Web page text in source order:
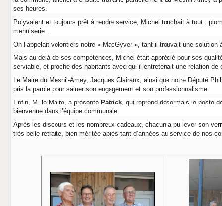
ses heures.
Polyvalent et toujours prêt à rendre service, Michel touchait à tout :
menuiserie…
On l’appelait volontiers notre « MacGyver », tant il trouvait une solution
Mais au-delà de ses compétences, Michel était apprécié pour ses
serviable, et proche des habitants avec qui il entretenait une relation de
Le Maire du Mesnil-Amey, Jacques Clairaux, ainsi que notre Député
pris la parole pour saluer son engagement et son professionnalisme.
Enfin, M. le Maire, a présenté Patrick , qui reprend désormais le poste
bienvenue dans l’équipe communale.
Après les discours et les nombreux cadeaux, chacun a pu lever son
très belle retraite, bien méritée après tant d’années au service de nos